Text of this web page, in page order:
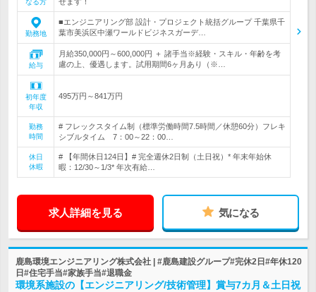
なる方
勤務地
■エンジニアリング部 設計・プロジェクト統括グループ 千葉県千
葉市美浜区中瀬ワールドビジネスガーデ…
給与
月給350,000円～600,000円 ＋ 諸手当※経験・スキル・年齢を考
慮の上、優遇します。試用期間6ヶ月あり（※…
初年度
年収
495万円～841万円
勤務
時間
# フレックスタイム制（標準労働時間7.5時間／休憩60分）フレキ
シブルタイム 7：00～22：00…
休日
休暇
# 【年間休日124日】# 完全週休2日制（土日祝）* 年末年始休
暇：12/30～1/3* 年次有給…
求人詳細を見る 気になる
鹿島環境エンジニアリング株式会社 | #鹿島建設グループ#完休2日#年休120
日#住宅手当#家族手当#退職金
環境系施設の【エンジニアリング/技術管理】賞与7カ月＆土日祝